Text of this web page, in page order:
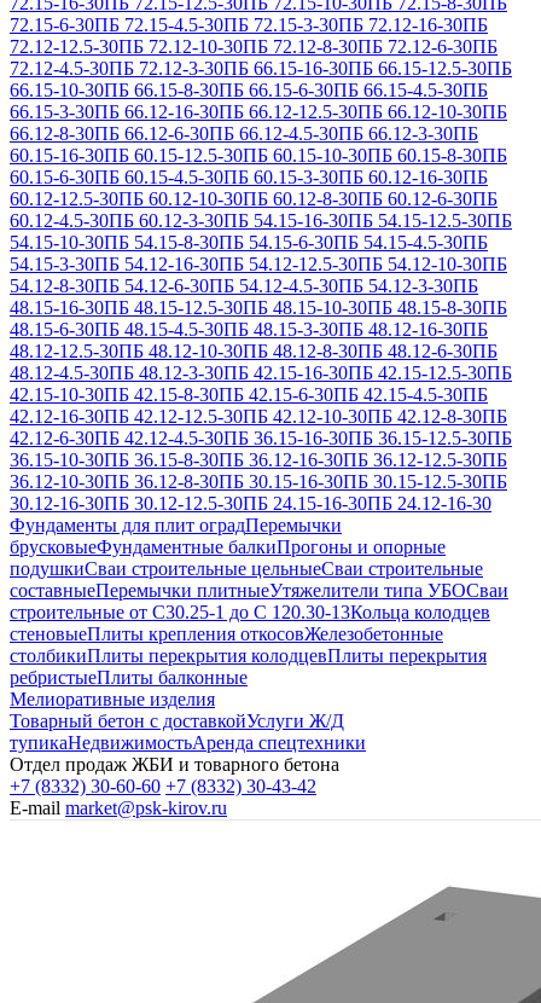
72.15-6-30ПБ 72.15-4.5-30ПБ 72.15-3-30ПБ 72.12-16-30ПБ
72.12-12.5-30ПБ 72.12-10-30ПБ 72.12-8-30ПБ 72.12-6-30ПБ
72.12-4.5-30ПБ 72.12-3-30ПБ 66.15-16-30ПБ 66.15-12.5-30ПБ
66.15-10-30ПБ 66.15-8-30ПБ 66.15-6-30ПБ 66.15-4.5-30ПБ
66.15-3-30ПБ 66.12-16-30ПБ 66.12-12.5-30ПБ 66.12-10-30ПБ
66.12-8-30ПБ 66.12-6-30ПБ 66.12-4.5-30ПБ 66.12-3-30ПБ
60.15-16-30ПБ 60.15-12.5-30ПБ 60.15-10-30ПБ 60.15-8-30ПБ
60.15-6-30ПБ 60.15-4.5-30ПБ 60.15-3-30ПБ 60.12-16-30ПБ
60.12-12.5-30ПБ 60.12-10-30ПБ 60.12-8-30ПБ 60.12-6-30ПБ
60.12-4.5-30ПБ 60.12-3-30ПБ 54.15-16-30ПБ 54.15-12.5-30ПБ
54.15-10-30ПБ 54.15-8-30ПБ 54.15-6-30ПБ 54.15-4.5-30ПБ
54.15-3-30ПБ 54.12-16-30ПБ 54.12-12.5-30ПБ 54.12-10-30ПБ
54.12-8-30ПБ 54.12-6-30ПБ 54.12-4.5-30ПБ 54.12-3-30ПБ
48.15-16-30ПБ 48.15-12.5-30ПБ 48.15-10-30ПБ 48.15-8-30ПБ
48.15-6-30ПБ 48.15-4.5-30ПБ 48.15-3-30ПБ 48.12-16-30ПБ
48.12-12.5-30ПБ 48.12-10-30ПБ 48.12-8-30ПБ 48.12-6-30ПБ
48.12-4.5-30ПБ 48.12-3-30ПБ 42.15-16-30ПБ 42.15-12.5-30ПБ
42.15-10-30ПБ 42.15-8-30ПБ 42.15-6-30ПБ 42.15-4.5-30ПБ
42.12-16-30ПБ 42.12-12.5-30ПБ 42.12-10-30ПБ 42.12-8-30ПБ
42.12-6-30ПБ 42.12-4.5-30ПБ 36.15-16-30ПБ 36.15-12.5-30ПБ
36.15-10-30ПБ 36.15-8-30ПБ 36.12-16-30ПБ 36.12-12.5-30ПБ
36.12-10-30ПБ 36.12-8-30ПБ 30.15-16-30ПБ 30.15-12.5-30ПБ
30.12-16-30ПБ 30.12-12.5-30ПБ 24.15-16-30ПБ 24.12-16-30
Фундаменты для плит оградПеремычки
брусковыеФундаментные балкиПрогоны и опорные
подушкиСваи строительные цельныеСваи строительные
составныеПеремычки плитныеУтяжелители типа УБОСваи
строительные от С30.25-1 до С 120.30-13Кольца колодцев
стеновыеПлиты крепления откосовЖелезобетонные
столбикиПлиты перекрытия колодцевПлиты перекрытия
ребристыеПлиты балконные
Мелиоративные изделия
Товарный бетон с доставкойУслуги Ж/Д
тупикаНедвижимостьАренда спецтехники
Отдел продаж ЖБИ и товарного бетона
+7 (8332) 30-60-60 +7 (8332) 30-43-42
E-mail market@psk-kirov.ru